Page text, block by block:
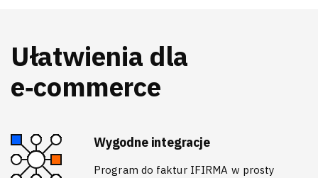
Ułatwienia dla
e‑commerce
Wygodne integracje
Program do faktur IFIRMA w prosty